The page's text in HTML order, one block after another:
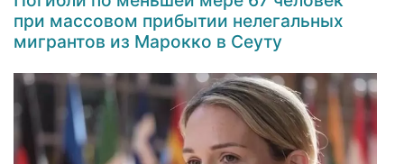
при массовом прибытии нелегальных
мигрантов из Марокко в Сеуту